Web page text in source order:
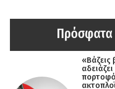
Πρόσφατα
«Βάζεις